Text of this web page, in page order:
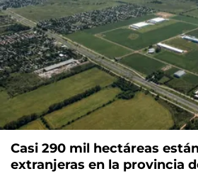
Casi 290 mil hectáreas
extranjeras en la provincia